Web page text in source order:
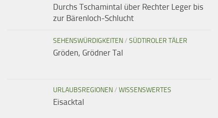
Durchs Tschamintal über Rechter Leger bis
zur Bärenloch-Schlucht
SEHENSWÜRDIGKEITEN/ SÜDTIROLER TÄLER
Gröden, Grödner Tal
URLAUBSREGIONEN/ WISSENSWERTES
Eisacktal